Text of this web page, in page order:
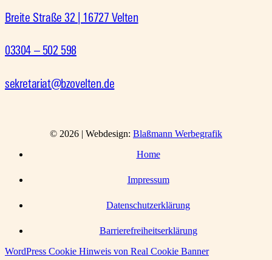
Breite Straße 32 | 16727 Velten
03304 – 502 598
sekretariat@bzovelten.de
© 2026 | Webdesign: Blaßmann Werbegrafik
Home
Impressum
Datenschutzerklärung
Barrierefreiheitserklärung
WordPress Cookie Hinweis von Real Cookie Banner